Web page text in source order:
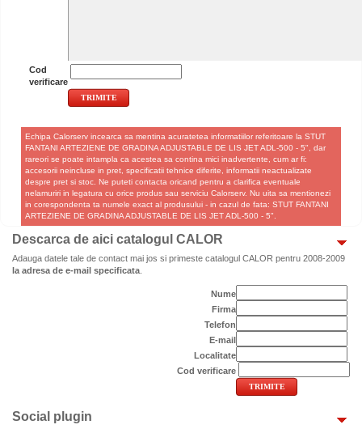
Cod
verificare
Echipa Calorserv incearca sa mentina acuratetea informatiilor referitoare la STUT
FANTANI ARTEZIENE DE GRADINA ADJUSTABLE DE LIS JET ADL-500 - 5", dar
rareori se poate intampla ca acestea sa contina mici inadvertente, cum ar fi:
accesorii neincluse in pret, specificatii tehnice diferite, informatii neactualizate
despre pret si stoc. Ne puteti contacta oricand pentru a clarifica eventuale
nelamuriri in legatura cu orice produs sau serviciu Calorserv. Nu uita sa mentionezi
in corespondenta ta numele exact al produsului - in cazul de fata: STUT FANTANI
ARTEZIENE DE GRADINA ADJUSTABLE DE LIS JET ADL-500 - 5".
Descarca de aici catalogul CALOR
Adauga datele tale de contact mai jos si primeste catalogul CALOR pentru 2008-2009
la adresa de e-mail specificata
Nume
Firma
Telefon
E-mail
Localitate
Cod verificare
Social plugin